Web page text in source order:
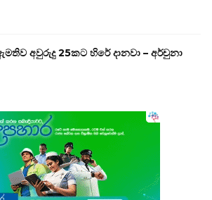
අවුරුදු 25කට හිරේ දානවා – අර්චුනා